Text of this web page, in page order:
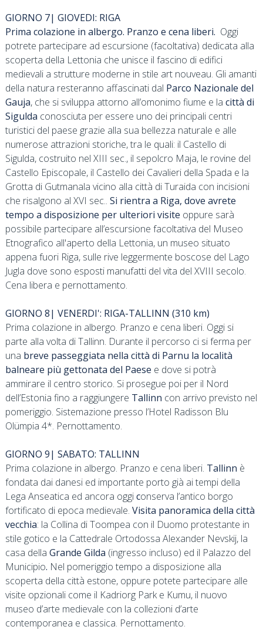
GIORNO 7| GIOVEDI: RIGA
Prima colazione in albergo. Pranzo e cena liberi. Oggi
potrete partecipare ad escursione (facoltativa) dedicata alla
scoperta della Lettonia che unisce il fascino di edifici
medievali a strutture moderne in stile art nouveau. Gli amanti
della natura resteranno affascinati dal Parco Nazionale del
Gauja, che si sviluppa attorno all’omonimo fiume e la città di
Sigulda conosciuta per essere uno dei principali centri
turistici del paese grazie alla sua bellezza naturale e alle
numerose attrazioni storiche, tra le quali: il Castello di
Sigulda, costruito nel XIII sec., il sepolcro Maja, le rovine del
Castello Episcopale, il Castello dei Cavalieri della Spada e la
Grotta di Gutmanala vicino alla città di Turaida con incisioni
che risalgono al XVI sec.. Si rientra a Riga, dove avrete
tempo a disposizione per ulteriori visite oppure sarà
possibile partecipare all’escursione facoltativa del Museo
Etnografico all'aperto della Lettonia, un museo situato
appena fuori Riga, sulle rive leggermente boscose del Lago
Jugla dove sono esposti manufatti del vita del XVIII secolo.
Cena libera e pernottamento.
GIORNO 8| VENERDI': RIGA-TALLINN (310 km)
Prima colazione in albergo. Pranzo e cena liberi. Oggi si
parte alla volta di Tallinn. Durante il percorso ci si ferma per
una breve passeggiata nella città di Parnu la località
balneare più gettonata del Paese e dove si potrà
ammirare il centro storico. Si prosegue poi per il Nord
dell’Estonia fino a raggiungere Tallinn con arrivo previsto nel
pomeriggio. Sistemazione presso l’Hotel Radisson Blu
Olümpia 4*. Pernottamento.
GIORNO 9| SABATO: TALLINN
Prima colazione in albergo. Pranzo e cena liberi. Tallinn è
fondata dai danesi ed importante porto già ai tempi della
Lega Anseatica ed ancora oggiconserva l’antico borgo
fortificato di epoca medievale. Visita panoramica della città
vecchia: la Collina di Toompea con il Duomo protestante in
stile gotico e la Cattedrale Ortodossa Alexander Nevskij, la
casa della Grande Gilda (ingresso incluso) ed il Palazzo del
Municipio. Nel pomeriggio tempo a disposizione alla
scoperta della città estone, oppure potete partecipare alle
visite opzionali come il Kadriorg Park e Kumu, il nuovo
museo d’arte medievale con la collezioni d’arte
contemporanea e classica. Pernottamento.